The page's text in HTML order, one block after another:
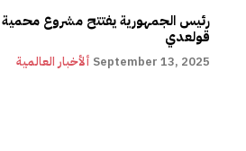
رئيس الجمهورية يفتتح مشروع محمية
قولعدي
ألأخبار العالمية September 13, 2025